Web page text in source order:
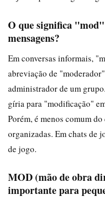
O que significa
mensagens?
Em conversas informais,
abreviação de
administrador de um
gíria para "modificação"
Porém, é menos comum
organizadas. Em chats de
de jogo.
MOD (mão de obra
importante para